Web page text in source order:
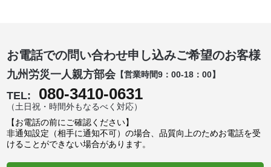
お電話での問い合わせ申し込みご希望のお客様
九州労災一人親方部会【営業時間9：00-18：00】
TEL: 080-3410-0631
（土日祝・時間外もなるべく対応）
【お電話の前にご確認ください】
非通知設定（相手に通知不可）の場合、品質向上のためお電話を受
けることができない場合があります。